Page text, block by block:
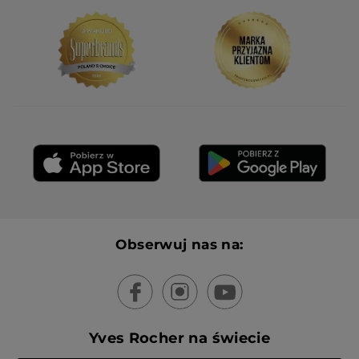
Obserwuj nas na:
Yves Rocher na świecie